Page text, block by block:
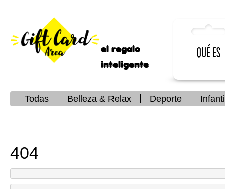
el regalo
inteligente
Qué es
Todas Belleza & Relax Deporte
404